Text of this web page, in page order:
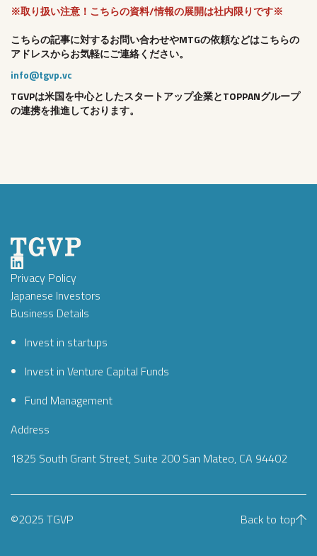
※取り扱い注意！こちらの資料/情報の展開は社内限りです※
こちらの記事に対するお問い合わせやMTGの依頼などはこちらの
アドレスからお気軽にご連絡ください。
info@tgvp.vc
TGVPは米国を中心としたスタートアップ企業とTOPPANグループ
の連携を推進しております。
Japanese Investors
Privacy Policy
Business Details
Invest in startups
Invest in Venture Capital Funds
Fund Management
Address
1825 South Grant Street, Suite 200 San Mateo, CA 94402
©2025 TGVP Back to top